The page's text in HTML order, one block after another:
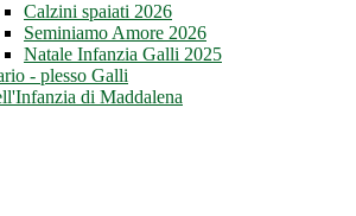
Calzini spaiati 2026
Seminiamo Amore 2026
Natale Infanzia Galli 2025
- plesso Galli
di Maddalena